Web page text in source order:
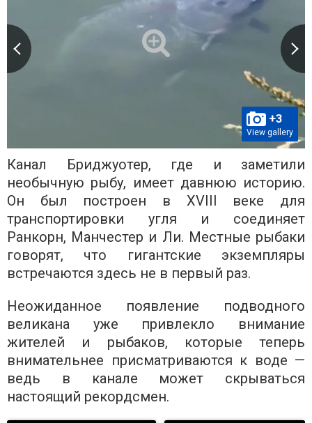
+3
View gallery
Канал Бриджуотер, где и заметили
необычную рыбу, имеет давнюю историю.
Он был построен в XVIII веке для
транспортировки угля и соединяет
Ранкорн, Манчестер и Ли. Местные рыбаки
говорят, что гигантские экземпляры
встречаются здесь не в первый раз.
Неожиданное появление подводного
великана уже привлекло внимание
жителей и рыбаков, которые теперь
внимательнее присматриваются к воде —
ведь в канале может скрываться
настоящий рекордсмен.